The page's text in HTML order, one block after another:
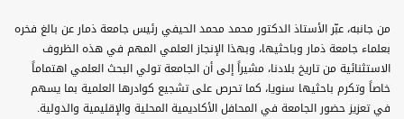
من جانبه، عبّر الأستاذ الدكتور محمد محمد الحيفي رئيس جامعة ذمار عن بالغ فخره
بعلماء جامعة ذمار وباحثيها، وبهذا الإنجاز العلمي المهم في هذه الظروف
الاستثنائية من تاريخ بلادنا، مشيراً إلى أن الجامعة تولي البحث العلمي اهتماماً
خاصاً وتكرم باحثيها سنويا، كما تحرص على تشجيع كوادرها العلمية بما يسهم
في تعزيز حضور الجامعة في المحافل الأكاديمية المحلية والإقليمية والدولية.